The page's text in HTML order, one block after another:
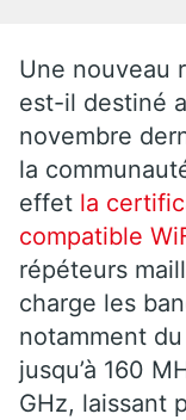
Une nouveau
est-il destiné
novembre
la
effet la
compatible
répéteurs
charge les
notamment
jusqu’à 160
GHz, laissant